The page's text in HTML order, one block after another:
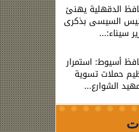
الدقهلية يهنئ
السيسى بذكرى
سيناء:...
أسيوط: استمرار
حملات تسوية
الشوارع...